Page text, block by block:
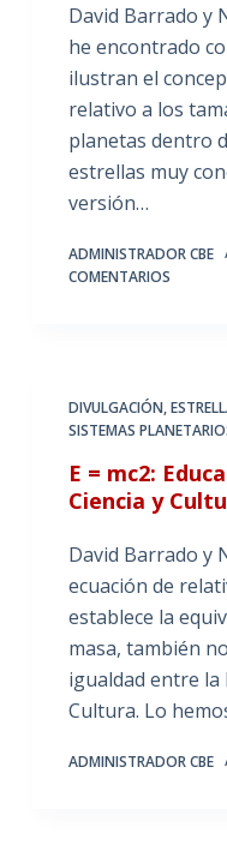
David Barrado y
he encontrado
ilustran el
relativo a los
planetas dentro
estrellas muy
versión…
ADMINISTRADOR CBE
COMENTARIOS
DIVULGACIÓN,
SISTEMAS
E = mc2:
Ciencia y
David Barrado y
ecuación de
establece la
masa, también
igualdad entre la
Cultura. Lo
ADMINISTRADOR CBE